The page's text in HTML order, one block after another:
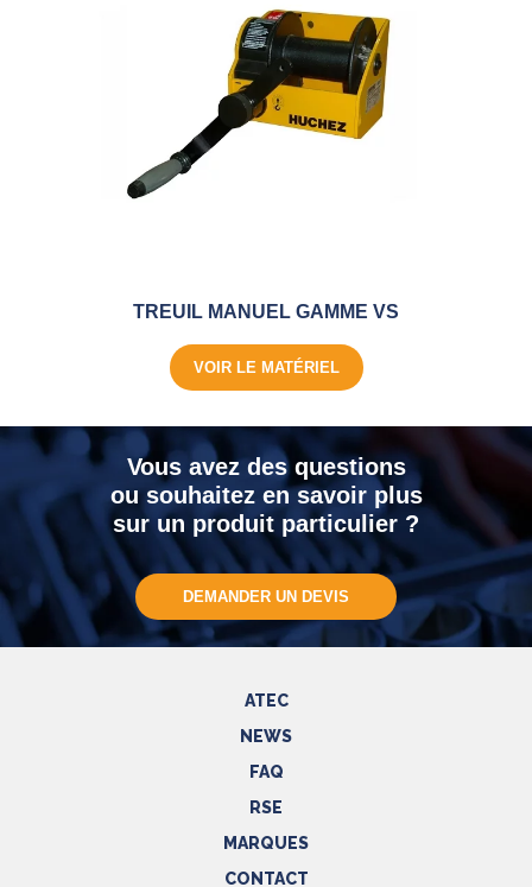
TREUIL MANUEL GAMME VS
VOIR LE MATÉRIEL
Vous avez des questions
ou souhaitez en savoir plus
sur un produit particulier ?
DEMANDER UN DEVIS
ATEC
NEWS
FAQ
RSE
MARQUES
CONTACT